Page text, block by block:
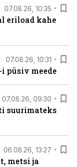
07.08.26, 10:35
eriload kahe
07.08.26, 10:31
püsiv meede
07.08.26, 09:30
suurimateks
06.08.26, 13:27
metsi ja